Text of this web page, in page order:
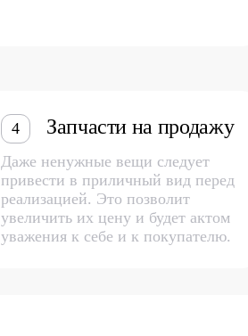
4 Запчасти на продажу
Даже ненужные вещи следует
привести в приличный вид перед
реализацией. Это позволит
увеличить их цену и будет актом
уважения к себе и к покупателю.